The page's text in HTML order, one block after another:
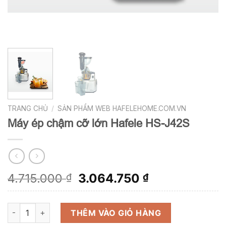
TRANG CHỦ / SẢN PHẨM WEB HAFELEHOME.COM.VN
Máy ép chậm cỡ lớn Hafele HS-J42S
4.715.000₫
Giá
gốc
là:
4.715.000 ₫.
3.064.750₫Giá
hiện
tại
là:
Máy ép chậm cỡ lớn Hafele HS-J42S số lượng
THÊM VÀO GIỎ HÀNG